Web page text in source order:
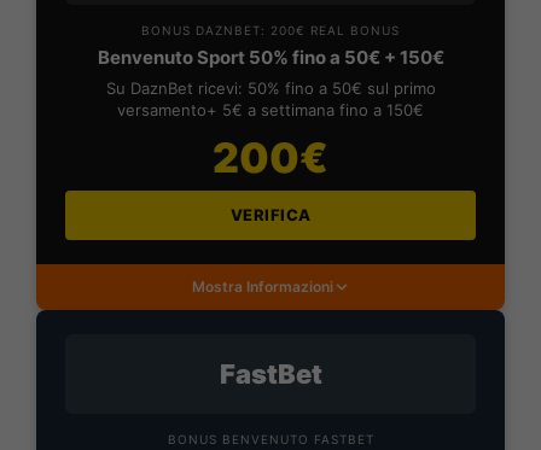
BONUS DAZNBET: 200€ REAL BONUS
Benvenuto Sport 50% fino a 50€ + 150€
Su DaznBet ricevi: 50% fino a 50€ sul primo
versamento+ 5€ a settimana fino a 150€
200€
VERIFICA
Mostra Informazioni
FastBet
BONUS BENVENUTO FASTBET